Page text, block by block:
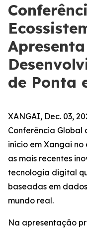
Apresenta
de Ponta
XANGAI, Dec. 03,
Conferência Global
início em Xangai
as mais recentes
tecnologia digital
baseadas em
mundo real.
Na apresentação